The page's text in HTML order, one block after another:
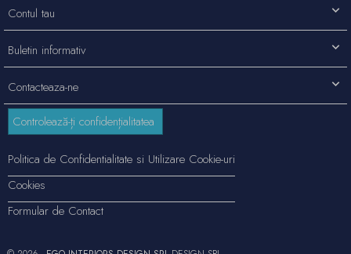
Contacteaza-ne
Contul tau
Buletin informativ
Controlează-ți confidențialitatea
Politica de Confidentialitate si Utilizare Cookie-uri
Cookies
Formular de Contact